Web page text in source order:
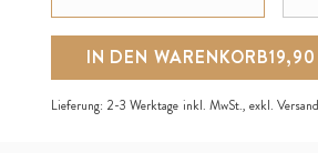
Vegan, ohne Zusätze
IN DEN WARENKORB
Lieferung: 2-3 Werktage inkl. MwSt., exkl.